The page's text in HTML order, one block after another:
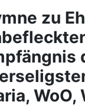
zu
WoO,